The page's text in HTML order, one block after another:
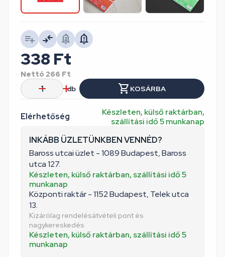
Elérhetőség
Készleten, külső raktárban,
szállítási idő 5 munkanap
INKÁBB ÜZLETÜNKBEN VENNÉD?
Baross utcai üzlet - 1089 Budapest, Baross
utca 127.
Készleten, külső raktárban, szállítási idő 5
munkanap
Központi raktár - 1152 Budapest, Telek utca
13.
Kizárólag rendelésátvételi pont és
nagykereskedés
Készleten, külső raktárban, szállítási idő 5
munkanap
338 Ft
Nettó 266 Ft
db
KOSÁRBA